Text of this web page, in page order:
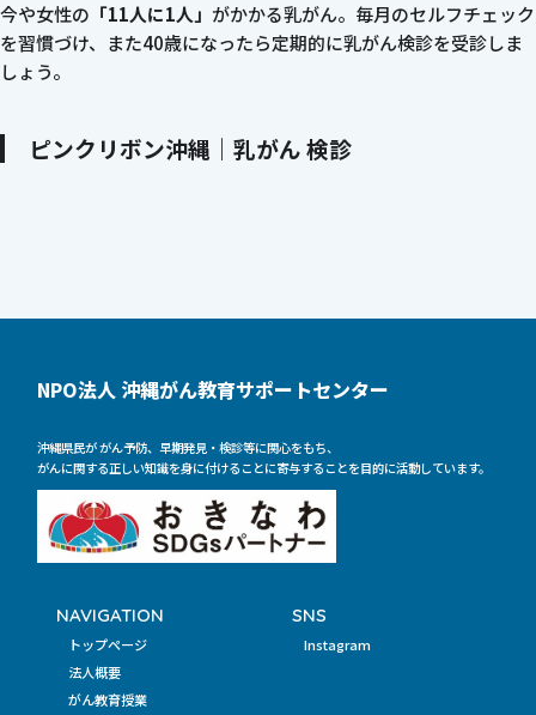
今や女性の 「11人に1人」 がかかる乳がん。毎月のセルフチェック
を習慣づけ、また40歳になったら定期的に乳がん検診を受診しま
しょう。
ピンクリボン沖縄｜乳がん 検診
NPO法人 沖縄がん教育サポートセンター
沖縄県民が がん予防、早期発見・検診等に関心をもち、
がんに関する正しい知識を身に付けることに寄与することを目的に活動しています。
NAVIGATION
トップページ
法人概要
がん教育授業
SNS
Instagram